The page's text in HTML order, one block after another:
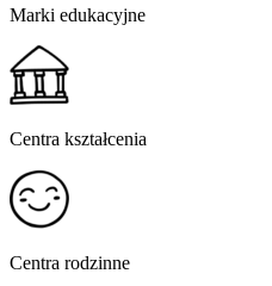
Marki edukacyjne
Centra kształcenia
Centra rodzinne